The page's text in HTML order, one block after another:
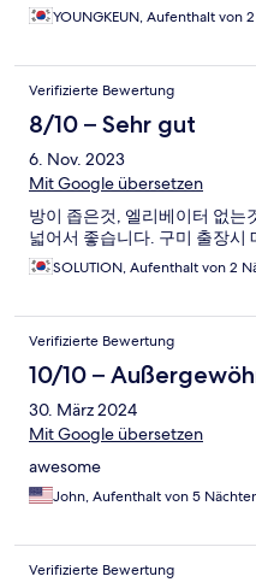
YOUNGKEUN, Aufenthalt von
Verifizierte Bewertung
8/10 – Sehr gut
6. Nov. 2023
Mit Google übersetzen
방이 좁은것, 엘리베이터 없는
넓어서 좋습니다. 구미 출장시
SOLUTION, Aufenthalt von 2
Verifizierte Bewertung
10/10 –
30. März 2024
Mit Google übersetzen
awesome
John, Aufenthalt von 5
Verifizierte Bewertung